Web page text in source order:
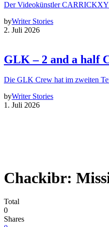
Der Videokünstler
byWriter Stories
2. Juli 2026
GLK – 2 and a half
Die GLK Crew hat im zweiten
byWriter Stories
1. Juli 2026
Chackibr:
Total
0
Shares